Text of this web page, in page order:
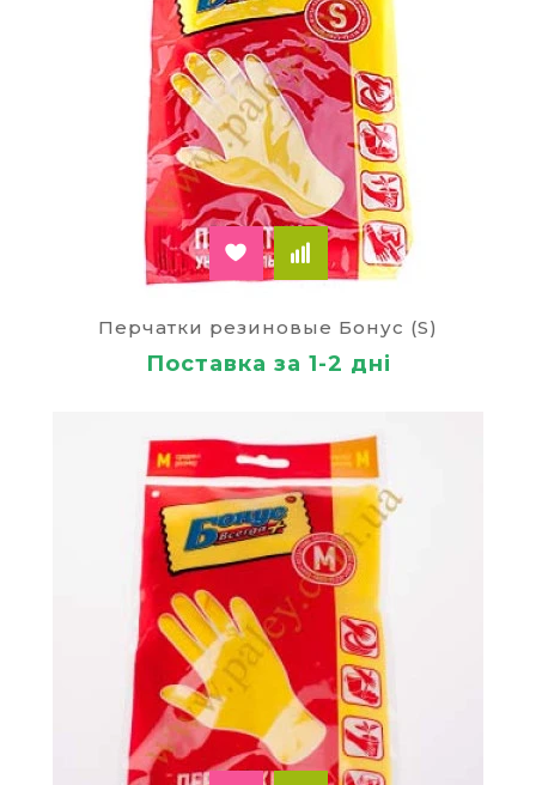
Перчатки резиновые Бонус (S)
Поставка за 1-2 дні